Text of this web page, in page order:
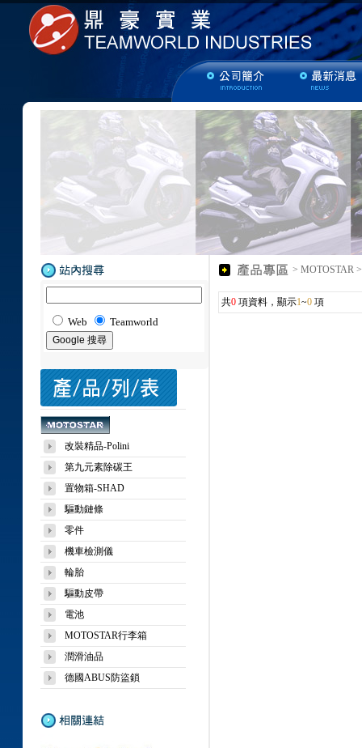
Web Teamworld
改裝精品-Polini
第九元素除碳王
置物箱-SHAD
驅動鏈條
零件
機車檢測儀
輪胎
驅動皮帶
電池
MOTOSTAR行李箱
潤滑油品
德國ABUS防盜鎖
> MOTOSTAR
共0 項資料，顯示1~0 項